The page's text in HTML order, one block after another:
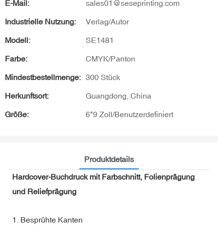
E-Mail: sales01@seseprinting.com
Industrielle Nutzung: Verlag/Autor
Modell: SE1481
Farbe: CMYK/Panton
Mindestbestellmenge: 300 Stück
Herkunftsort: Guangdong, China
Größe: 6*9 Zoll/Benutzerdefiniert
Produktdetails
Hardcover-Buchdruck mit Farbschnitt, Folienprägung
und Reliefprägung
1. Besprühte Kanten